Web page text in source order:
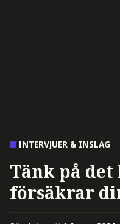
INTERVJUER & INSLAG
Tänk på
försäkrar